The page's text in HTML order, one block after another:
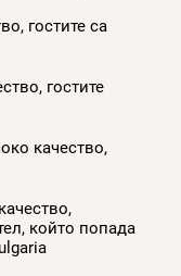
гостите са
гостите
качество,
който попада